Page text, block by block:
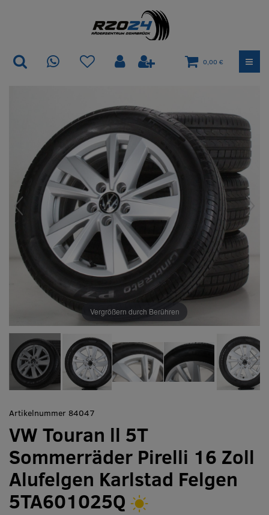
0,00 €
Vergrößern durch Berühren
Artikelnummer 84047
VW Touran ll 5T
Sommerräder Pirelli 16 Zoll
Alufelgen Karlstad Felgen
5TA601025Q